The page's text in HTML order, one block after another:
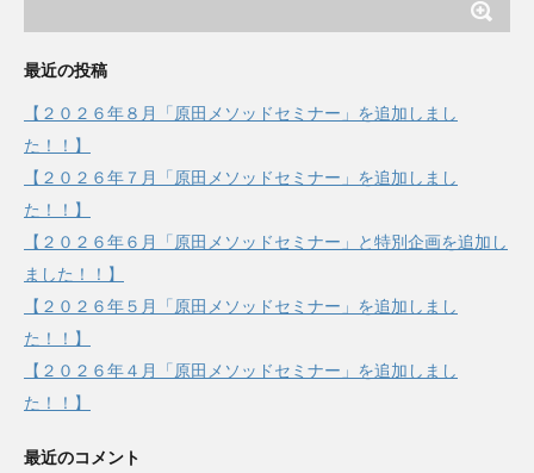
最近の投稿
【２０２６年８月「原田メソッドセミナー」を追加しまし
た！！】
【２０２６年７月「原田メソッドセミナー」を追加しまし
た！！】
【２０２６年６月「原田メソッドセミナー」と特別企画を追加し
ました！！】
【２０２６年５月「原田メソッドセミナー」を追加しまし
た！！】
【２０２６年４月「原田メソッドセミナー」を追加しまし
た！！】
最近のコメント